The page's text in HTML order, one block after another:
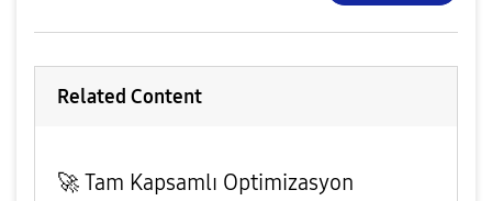
Related Content
​🚀 Tam Kapsamlı Optimizasyon